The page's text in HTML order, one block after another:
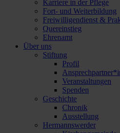
Karriere in der Pflege
Fort- und Weiterbildung
Freiwilligendienst &
Quereinstieg
Ehrenamt
Über uns
Stiftung
Profil
Veranstaltungen
Spenden
Geschichte
Chronik
Ausstellung
Hermannswerder